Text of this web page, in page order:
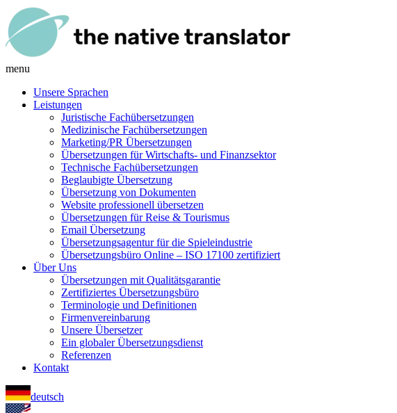
menu
Unsere Sprachen
Leistungen
Juristische Fachübersetzungen
Medizinische Fachübersetzungen
Marketing/PR Übersetzungen
Übersetzungen für Wirtschafts- und Finanzsektor
Technische Fachübersetzungen
Beglaubigte Übersetzung
Übersetzung von Dokumenten
Website professionell übersetzen
Übersetzungen für Reise & Tourismus
Email Übersetzung
Übersetzungsagentur für die Spieleindustrie
Übersetzungsbüro Online – ISO 17100 zertifiziert
Über Uns
Übersetzungen mit Qualitätsgarantie
Zertifiziertes Übersetzungsbüro
Terminologie und Definitionen
Firmenvereinbarung
Unsere Übersetzer
Ein globaler Übersetzungsdienst
Referenzen
Kontakt
deutsch